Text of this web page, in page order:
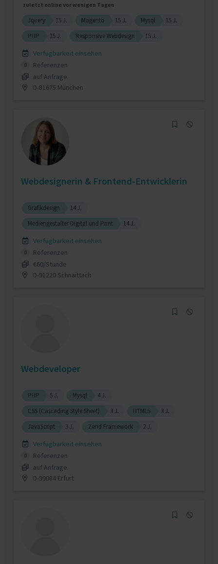
zuletzt online vor wenigen Tagen
Jquery 15 J. Magento 15 J. Mysql
15 J.
PHP
15 J. Responsive Webdesign 15 J.
Verfügbarkeit einsehen
0
Referenzen
auf Anfrage
D-81675 München
Webdesignerin & Frontend-Entwicklerin
Grafikdesign
14 J.
Mediengestalter Digital und Print
14 J.
Verfügbarkeit einsehen
0
Referenzen
€60/Stunde
D-91220 Schnaittach
Webdeveloper
PHP 5 J. Mysql
4 J.
CSS (Cascading Style Sheet)
3 J. HTML5
3 J.
JavaScript
3 J. Zend Framework 2 J.
Verfügbarkeit einsehen
0
Referenzen
auf Anfrage
D-99084 Erfurt